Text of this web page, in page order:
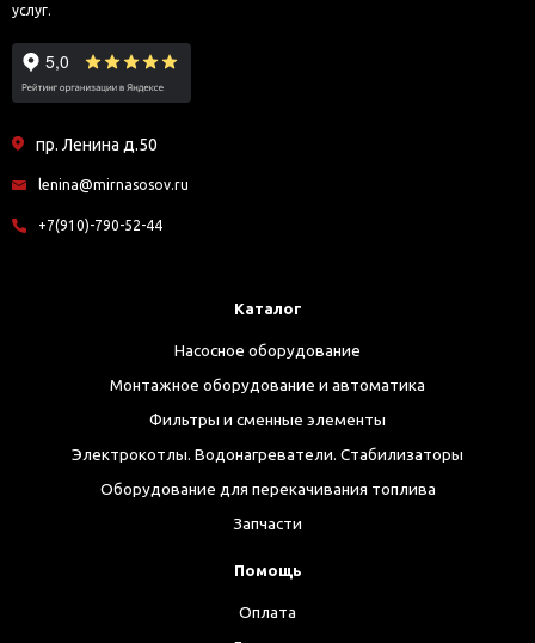
услуг.
пр. Ленина д.50
lenina@mirnasosov.ru
+7(910)-790-52-44
Каталог
Насосное оборудование
Монтажное оборудование и автоматика
Фильтры и сменные элементы
Электрокотлы. Водонагреватели. Стабилизаторы
Оборудование для перекачивания топлива
Запчасти
Помощь
Оплата